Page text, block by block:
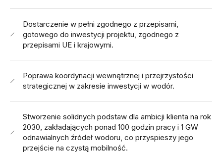
Dostarczenie w pełni zgodnego z przepisami,
gotowego do inwestycji projektu, zgodnego z
przepisami UE i krajowymi.
Poprawa koordynacji wewnętrznej i przejrzystości
strategicznej w zakresie inwestycji w wodór.
Stworzenie solidnych podstaw dla ambicji klienta na rok
2030, zakładających ponad 100 godzin pracy i 1 GW
odnawialnych źródeł wodoru, co przyspieszy jego
przejście na czystą mobilność.